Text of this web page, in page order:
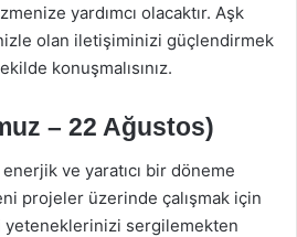
yardımcı olacaktır. Aşk
olan iletişiminizi güçlendirmek
konuşmalısınız.
– 22 Ağustos)
ve yaratıcı bir döneme
projeler üzerinde çalışmak için
yeteneklerinizi sergilemekten